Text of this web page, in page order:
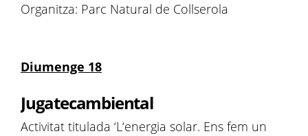
Organitza: Parc Natural de Collserola
Diumenge 18
Jugatecambiental
Activitat titulada ‘L‘energia solar. Ens fem un